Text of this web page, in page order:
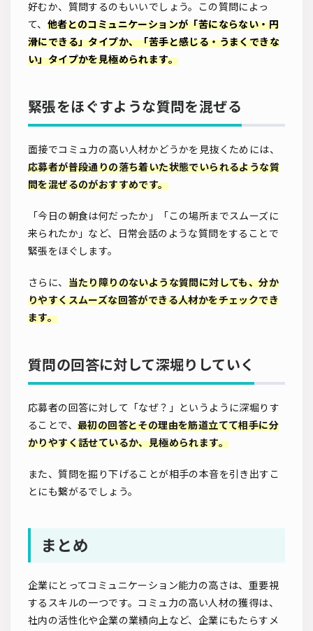
好むか、質問するのもいいでしょう。この質問によっ
て、 他者とのコミュニケーションが「苦にならない・円
滑にできる」タイプか、「苦手と感じる・うまくできな
い」タイプかを見極められます。
緊張をほぐすような質問を混ぜる
面接でコミュ力の高い人材かどうかを見抜くためには、
応募者が普段通りの落ち着いた状態でいられるような質
問を混ぜるのがおすすめです。
「今日の朝食は何だったか」「この場所までスムーズに
来られたか」など、日常会話のような質問をすることで
緊張をほぐします。
さらに、 当たり障りのないような質問に対しても、分か
りやすくスムーズな回答ができる人材かをチェックでき
ます。
質問の回答に対して深堀りしていく
応募者の回答に対して「なぜ？」というように深堀りす
ることで、 最初の回答とその理由を筋道立てて相手に分
かりやすく話せているか、見極められます。
また、質問を掘り下げることが相手の本音を引き出すこ
とにも繋がるでしょう。
まとめ
企業にとってコミュニケーション能力の高さは、重要視
するスキルの一つです。コミュ力の高い人材の獲得は、
社内の活性化や企業の業績向上など、企業にもたらすメ